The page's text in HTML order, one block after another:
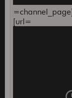
[url=